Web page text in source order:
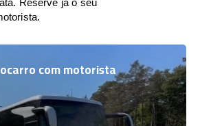
Reserve já o seu
com motorista